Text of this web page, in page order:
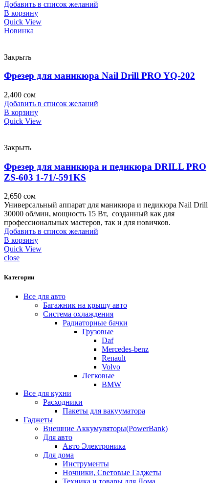
Добавить в список желаний
В корзину
Quick View
Новинка
Закрыть
Фрезер для маникюра Nail Drill PRO YQ-202
2,400 сом
Добавить в список желаний
В корзину
Quick View
Закрыть
Фрезер для маникюра и педикюра DRILL PRO
ZS-603 1-71/-591KS
2,650 сом
Универсальный аппарат для маникюра и педикюра Nail Drill
30000 об/мин, мощность 15 Вт, созданный как для
профессиональных мастеров, так и для новичков.
Добавить в список желаний
В корзину
Quick View
close
Категории
Все для авто
Багажник на крышу авто
Система охлаждения
Радиаторные бачки
Грузовые
Daf
Mercedes-benz
Renault
Volvo
Легковые
BMW
Все для кухни
Расходники
Пакеты для вакууматора
Гаджеты
Внешние Аккумуляторы(PowerBank)
Для авто
Авто Электроника
Для дома
Инструменты
Ночники, Световые Гаджеты
Техника и товары для Дома